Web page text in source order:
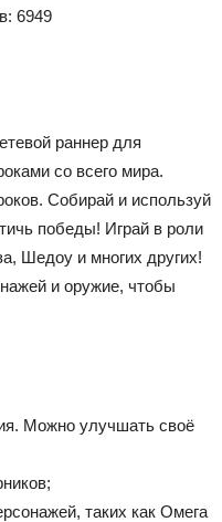
6949
раннер для
со всего мира.
Собирай и используй
победы! Играй в роли
Шедоу и многих других!
и оружие, чтобы
Можно улучшать своё
таких как Омега